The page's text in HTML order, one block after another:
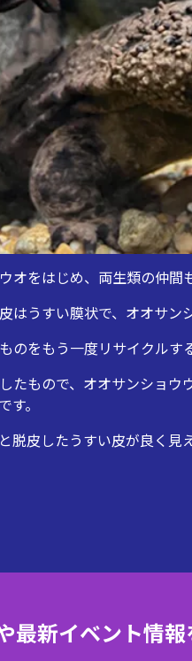
オをはじめ、両生類の仲間
はうすい膜状で、オオサン
のをもう一度リサイクルす
たもので、オオサンショウ
す。
脱皮したうすい皮が良く見
最新イベント情